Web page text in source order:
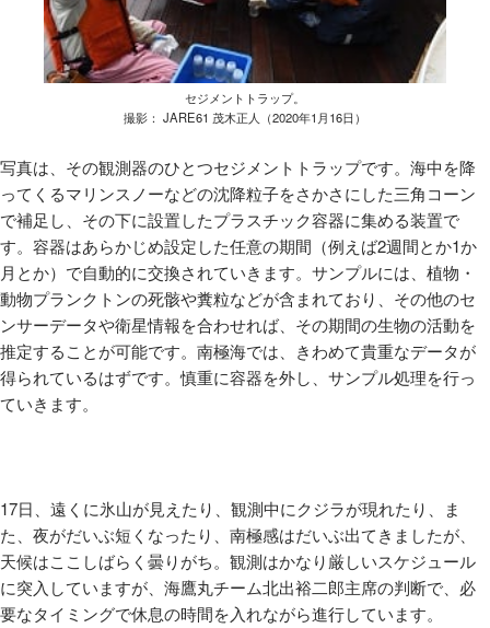
セジメントトラップ。
撮影： JARE61 茂木正人（2020年1月16日）
写真は、その観測器のひとつセジメントトラップです。海中を降
ってくるマリンスノーなどの沈降粒子をさかさにした三角コーン
で補足し、その下に設置したプラスチック容器に集める装置で
す。容器はあらかじめ設定した任意の期間（例えば2週間とか1か
月とか）で自動的に交換されていきます。サンプルには、植物・
動物プランクトンの死骸や糞粒などが含まれており、その他のセ
ンサーデータや衛星情報を合わせれば、その期間の生物の活動を
推定することが可能です。南極海では、きわめて貴重なデータが
得られているはずです。慎重に容器を外し、サンプル処理を行っ
ていきます。
17日、遠くに氷山が見えたり、観測中にクジラが現れたり、ま
た、夜がだいぶ短くなったり、南極感はだいぶ出てきましたが、
天候はここしばらく曇りがち。観測はかなり厳しいスケジュール
に突入していますが、海鷹丸チーム北出裕二郎主席の判断で、必
要なタイミングで休息の時間を入れながら進行しています。